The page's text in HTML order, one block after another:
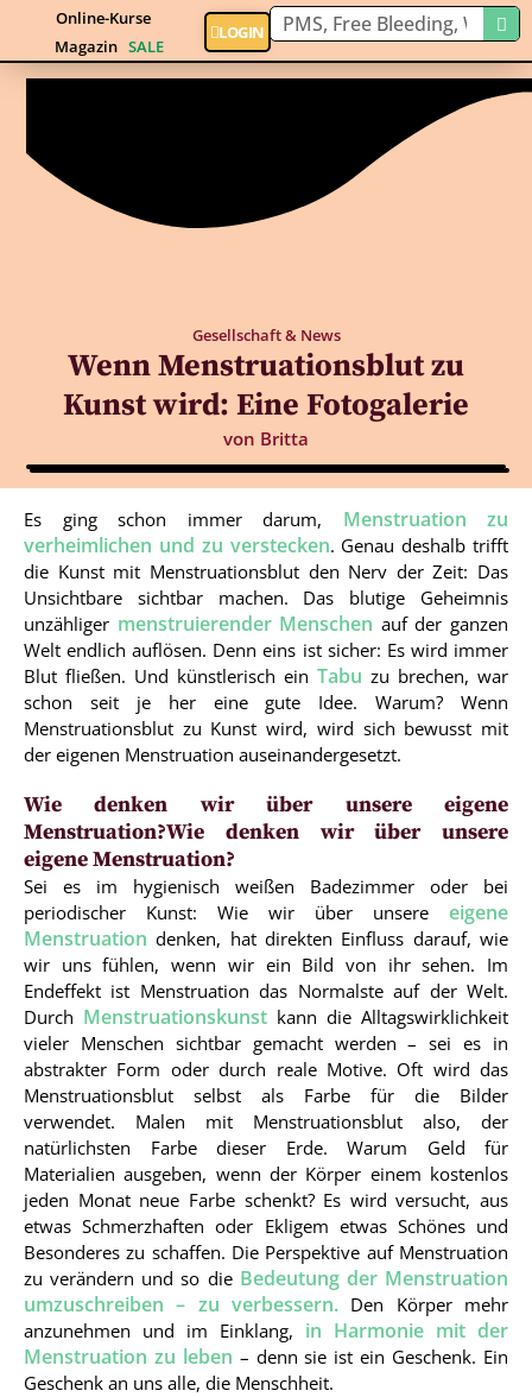
Online-Kurse
Magazin SALE
LOGIN
Gesellschaft & News
Wenn Menstruationsblut zu
Kunst wird: Eine Fotogalerie
von Britta
Es ging schon immer darum, Menstruation zu
verheimlichen und zu verstecken. Genau deshalb trifft
die Kunst mit Menstruationsblut den Nerv der Zeit: Das
Unsichtbare sichtbar machen. Das blutige Geheimnis
unzähliger menstruierender Menschen auf der ganzen
Welt endlich auflösen. Denn eins ist sicher: Es wird immer
Blut fließen. Und künstlerisch ein Tabu zu brechen, war
schon seit je her eine gute Idee. Warum? Wenn
Menstruationsblut zu Kunst wird, wird sich bewusst mit
der eigenen Menstruation auseinandergesetzt.
Wie denken wir über unsere eigene
Menstruation?Wie denken wir über unsere
eigene Menstruation?
Sei es im hygienisch weißen Badezimmer oder bei
periodischer Kunst: Wie wir über unsere eigene
Menstruation denken, hat direkten Einfluss darauf, wie
wir uns fühlen, wenn wir ein Bild von ihr sehen. Im
Endeffekt ist Menstruation das Normalste auf der Welt.
Durch Menstruationskunst kann die Alltagswirklichkeit
vieler Menschen sichtbar gemacht werden – sei es in
abstrakter Form oder durch reale Motive. Oft wird das
Menstruationsblut selbst als Farbe für die Bilder
verwendet. Malen mit Menstruationsblut also, der
natürlichsten Farbe dieser Erde. Warum Geld für
Materialien ausgeben, wenn der Körper einem kostenlos
jeden Monat neue Farbe schenkt? Es wird versucht, aus
etwas Schmerzhaften oder Ekligem etwas Schönes und
Besonderes zu schaffen. Die Perspektive auf Menstruation
zu verändern und so die Bedeutung der Menstruation
umzuschreiben – zu verbessern. Den Körper mehr
anzunehmen und im Einklang, in Harmonie mit der
Menstruation zu leben – denn sie ist ein Geschenk. Ein
Geschenk an uns alle, die Menschheit.